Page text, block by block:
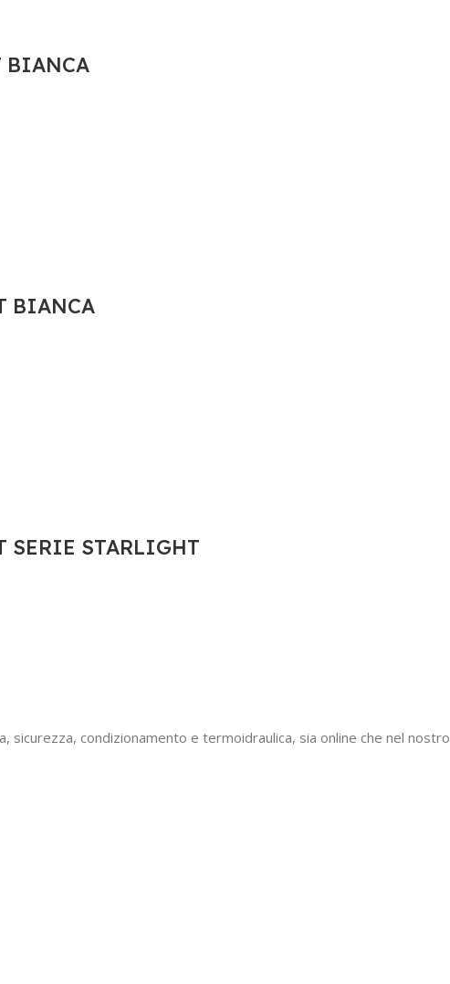
BIANCA
BIANCA
SERIE STARLIGHT
condizionamento e termoidraulica, sia online che nel nostro